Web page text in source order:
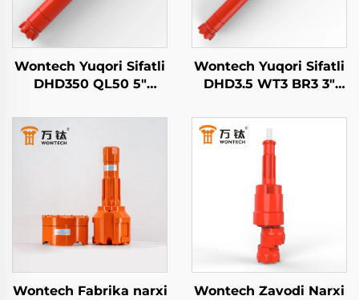
Wontech Yuqori Sifatli
DHD350 QL50 5"
Bosimi DTH Hammer
Geotermal Suv
Qopqog'ini Burg'ulash
uchun
Wontech Yuqori Sifatli
DHD3.5 WT3 BR3 3"
Teshiklarni burg'ulash
uchun
Wontech Fabrika narxi
Wontech Zavodi Narxi